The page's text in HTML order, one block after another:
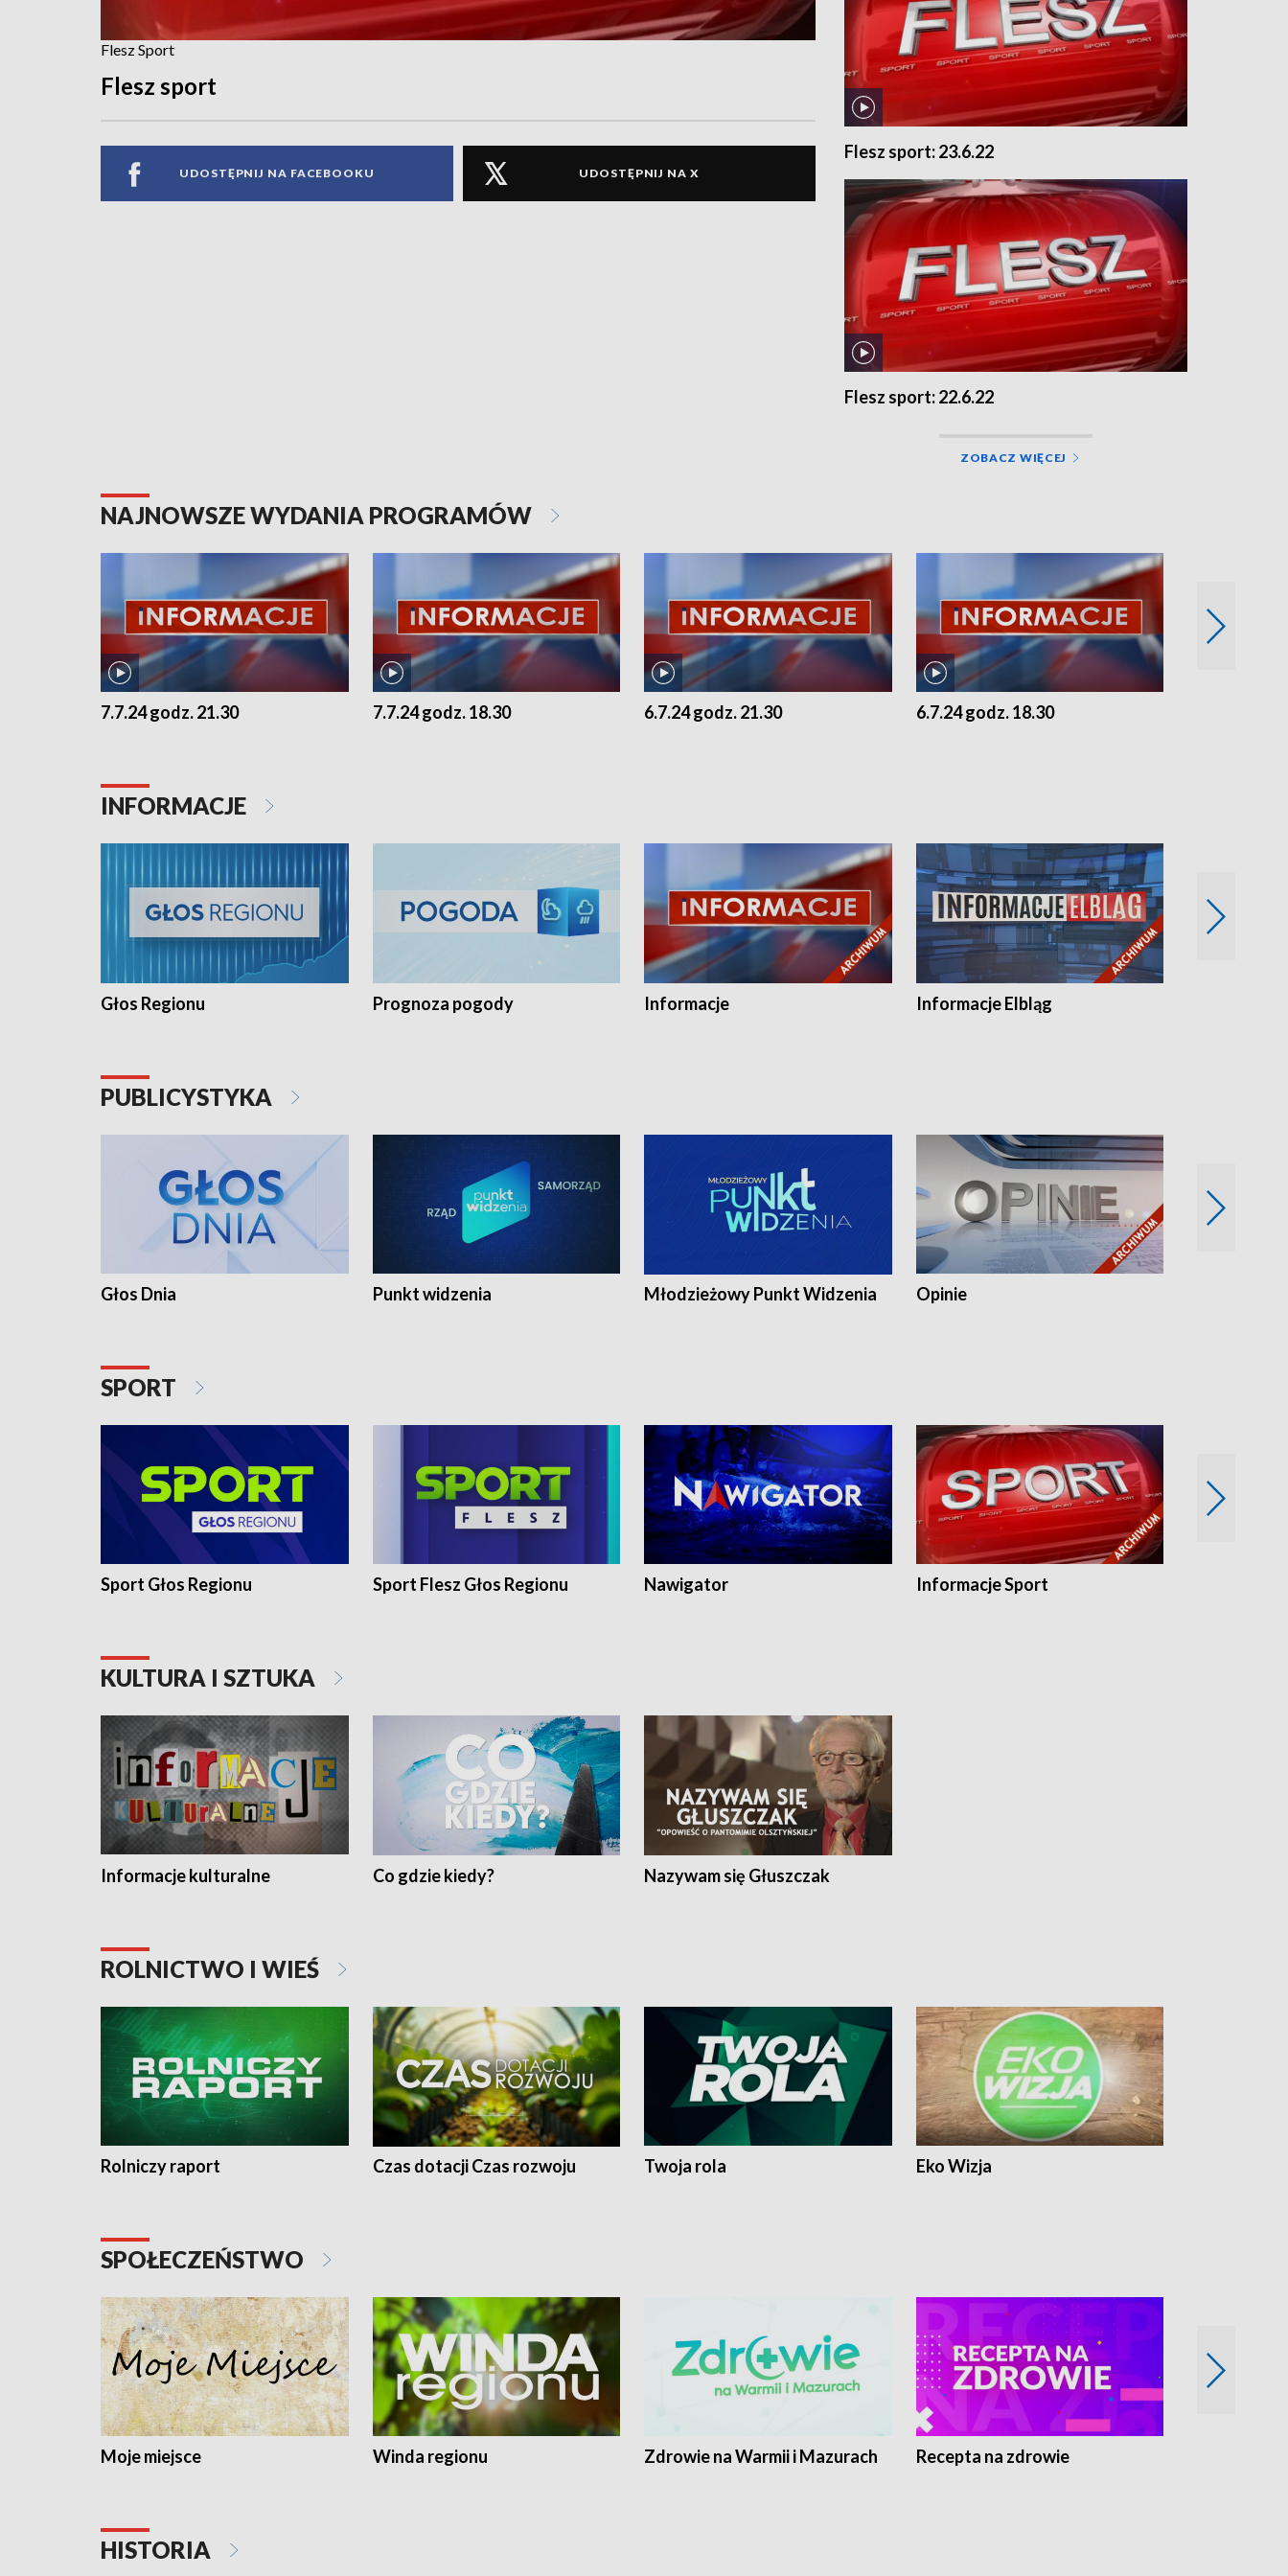
Flesz Sport
Flesz sport
UDOSTĘPNIJ NA FACEBOOKU UDOSTĘPNIJ NA X
Flesz sport: 23.6.22
Flesz sport: 22.6.22
ZOBACZ WIĘCEJ
NAJNOWSZE WYDANIA PROGRAMÓW
7.7.24 godz. 21.30 7.7.24 godz. 18.30 6.7.24 godz. 21.30 6.7.24 godz. 18.30
INFORMACJE
Głos Regionu Prognoza pogody Informacje Informacje Elbląg
PUBLICYSTYKA
Głos Dnia Punkt widzenia Młodzieżowy Punkt Widzenia Opinie
SPORT
Sport Głos Regionu Sport Flesz Głos Regionu Nawigator Informacje Sport
KULTURA I SZTUKA
Informacje kulturalne Co gdzie kiedy? Nazywam się Głuszczak
ROLNICTWO I WIEŚ
Rolniczy raport Czas dotacji Czas rozwoju Twoja rola Eko Wizja
SPOŁECZEŃSTWO
Moje miejsce Winda regionu Zdrowie na Warmii i Mazurach Recepta na zdrowie
HISTORIA